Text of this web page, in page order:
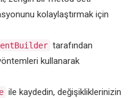
kolaylaştırmak için
tarafından
kullanarak
ile kaydedin, değişikliklerinizin